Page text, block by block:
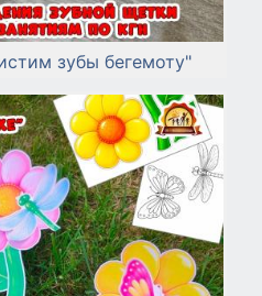
зубы бегемоту"